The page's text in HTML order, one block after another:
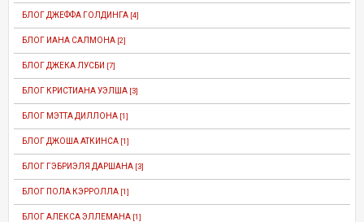
БЛОГ ДЖЕФФА ГОЛДИНГА [4]
БЛОГ ИАНА САЛМОНА [2]
БЛОГ ДЖЕКА ЛУСБИ [7]
БЛОГ КРИСТИАНА УЭЛША [3]
БЛОГ МЭТТА ДИЛЛОНА [1]
БЛОГ ДЖОША АТКИНСА [1]
БЛОГ ГЭБРИЭЛЯ ДАРШАНА [3]
БЛОГ ПОЛА КЭРРОЛЛА [1]
БЛОГ АЛЕКСА ЭЛЛЕМАНА [1]